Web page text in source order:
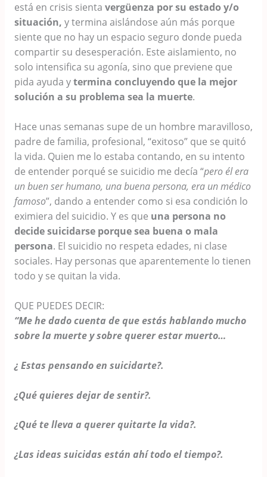
está en crisis sienta vergüenza por su estado y/o
situación, y termina aislándose aún más porque
siente que no hay un espacio seguro donde pueda
compartir su desesperación. Este aislamiento, no
solo intensifica su agonía, sino que previene que
pida ayuda ytermina concluyendo que la mejor
solución a su problema sea la muerte.
Hace unas semanas supe de un hombre maravilloso,
padre de familia, profesional, “exitoso” que se quitó
la vida. Quien me lo estaba contando, en su intento
de entender porqué se suicidio me decía “pero él era
un buen ser humano, una buena persona, era un médico
famoso”, dando a entender como si esa condición lo
eximiera del suicidio. Y es que una persona no
decide suicidarse porque sea buena o mala
persona. El suicidio no respeta edades, ni clase
sociales. Hay personas que aparentemente lo tienen
todo y se quitan la vida.
QUE PUEDES DECIR:
“Me he dado cuenta de que estás hablando mucho
sobre la muerte y sobre querer estar muerto…
¿ Estas pensando en suicidarte?.
¿Qué quieres dejar de sentir?.
¿Qué te lleva a querer quitarte la vida?.
¿Las ideas suicidas están ahí todo el tiempo?.